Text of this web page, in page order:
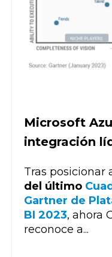
Microsoft
integración
Tras posicionar
del último
Gartner de
BI 2023, ahora
reconoce a...